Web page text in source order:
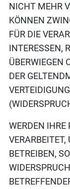
NICHT MEHR
KÖNNEN
FÜR DIE
INTERESSEN,
ÜBERWIEGEN
DER
WERDEN IHRE
BETREIBEN,